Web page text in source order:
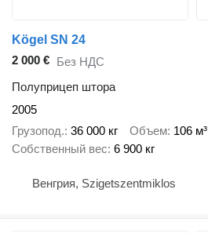
Kögel SN 24
2 000 € Без НДС
Полуприцеп штора
2005
Грузопод. 36 000 кг Объем 106 м³
Собственный вес 6 900 кг
Венгрия, Szigetszentmiklos